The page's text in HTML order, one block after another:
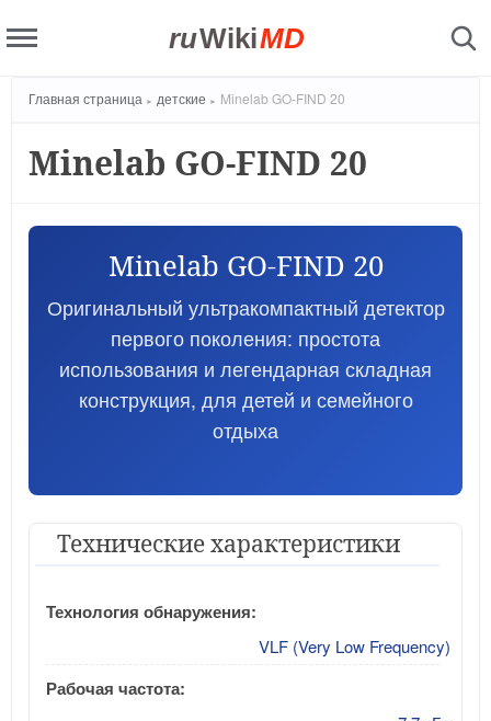
ruWikiMD
Главная страница детские Minelab GO-FIND 20
Minelab GO-FIND 20
Minelab GO-FIND 20
Оригинальный ультракомпактный детектор
первого поколения: простота
использования и легендарная складная
конструкция, для детей и семейного
отдыха
Технические характеристики
Технология обнаружения:
VLF (Very Low Frequency)
Рабочая частота: